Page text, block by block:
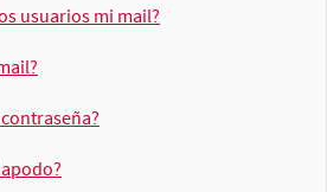
usuarios mi mail?